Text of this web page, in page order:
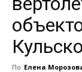
По Елена